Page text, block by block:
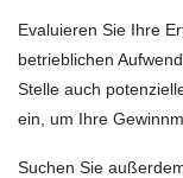
Evaluieren Sie Ihre
betrieblichen
Stelle auch
ein, um Ihre
Suchen Sie